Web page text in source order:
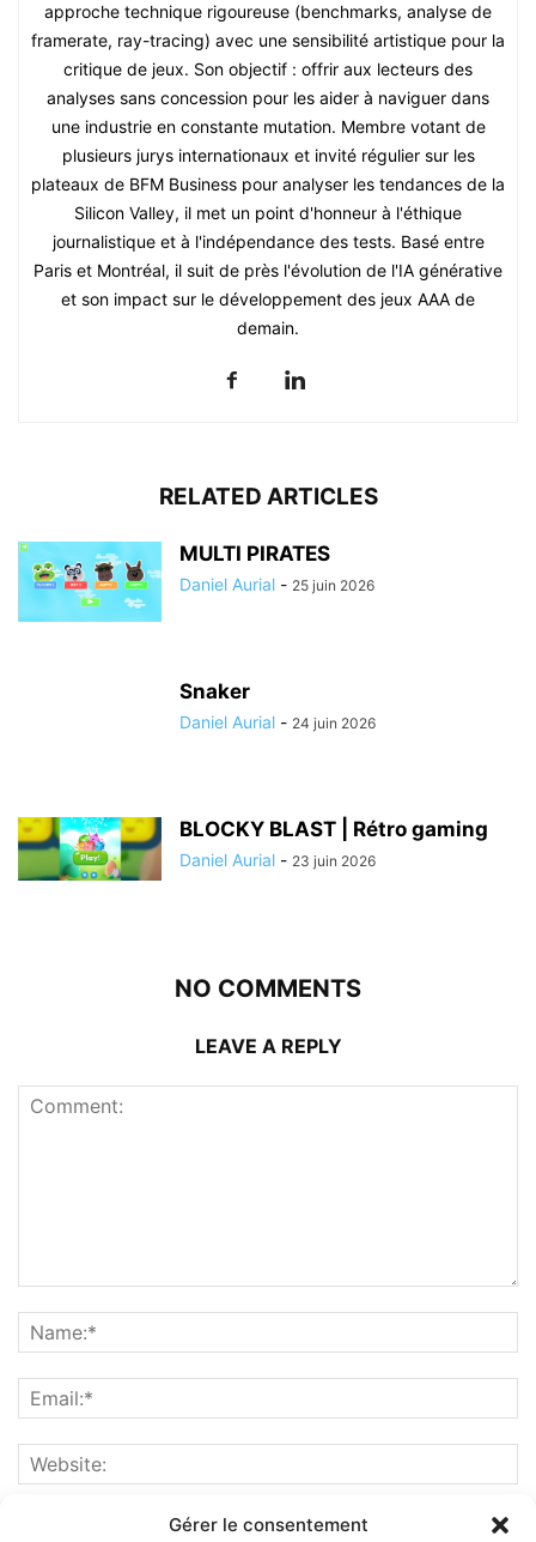
Gérer le consentement
approche technique rigoureuse (benchmarks, analyse de
framerate, ray-tracing) avec une sensibilité artistique pour la
critique de jeux. Son objectif : offrir aux lecteurs des
analyses sans concession pour les aider à naviguer dans
une industrie en constante mutation. Membre votant de
plusieurs jurys internationaux et invité régulier sur les
plateaux de BFM Business pour analyser les tendances de la
Silicon Valley, il met un point d'honneur à l'éthique
journalistique et à l'indépendance des tests. Basé entre
Paris et Montréal, il suit de près l'évolution de l'IA générative
et son impact sur le développement des jeux AAA de
demain.
RELATED ARTICLES
MULTI PIRATES
Daniel Aurial - 25 juin 2026
Snaker
Daniel Aurial - 24 juin 2026
BLOCKY BLAST | Rétro gaming
Daniel Aurial - 23 juin 2026
NO COMMENTS
LEAVE A REPLY